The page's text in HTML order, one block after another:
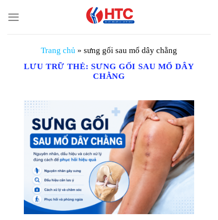
đến
nội
Trang chủ » sưng gối sau mổ dây chằng
LƯU TRỮ THẺ: SƯNG GỐI SAU MỔ DÂY
CHẰNG